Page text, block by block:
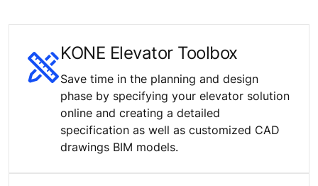
KONE Elevator Toolbox
Save time in the planning and design
phase by specifying your elevator solution
online and creating a detailed
specification as well as customized CAD
drawings BIM models.